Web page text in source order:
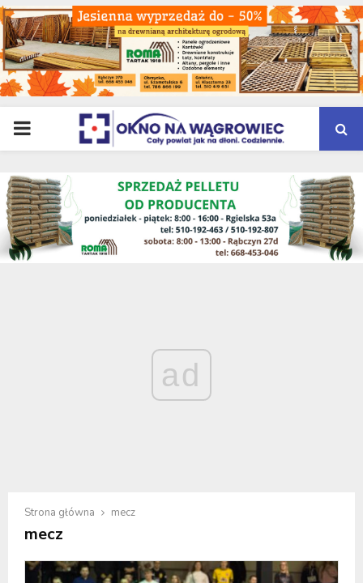
PRIMARY
MENU
ad
Strona główna mecz
mecz